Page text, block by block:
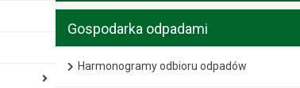
Gospodarka odpadami
Harmonogramy odbioru odpadów